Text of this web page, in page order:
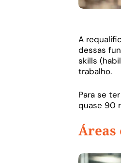
A
dessas
skills
trabalho.
Para se
quase 90
Áreas